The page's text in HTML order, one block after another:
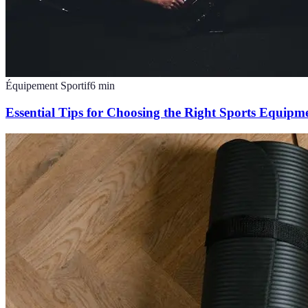
Équipement Sportif6 min
Essential Tips for Choosing the Right Sports